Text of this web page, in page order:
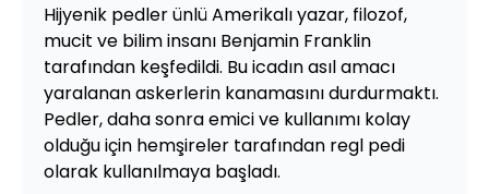
Hijyenik pedler ünlü Amerikalı yazar, filozof,
mucit ve bilim insanı Benjamin Franklin
tarafından keşfedildi. Bu icadın asıl amacı
yaralanan askerlerin kanamasını durdurmaktı.
Pedler, daha sonra emici ve kullanımı kolay
olduğu için hemşireler tarafından regl pedi
olarak kullanılmaya başladı.